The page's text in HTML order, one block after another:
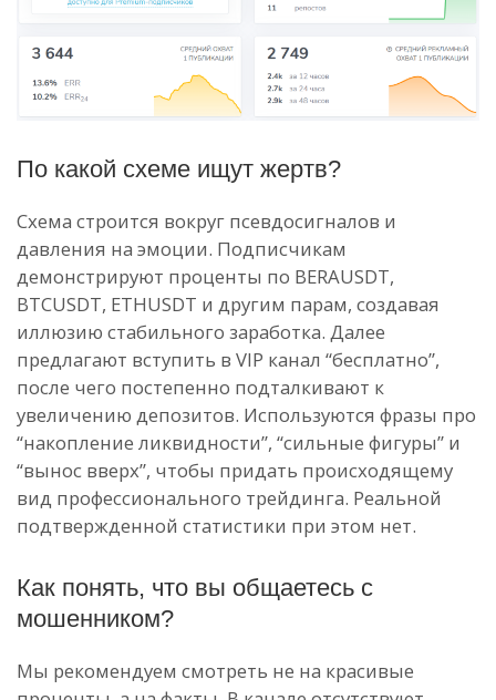
По какой схеме ищут жертв?
Схема строится вокруг псевдосигналов и
давления на эмоции. Подписчикам
демонстрируют проценты по BERAUSDT,
BTCUSDT, ETHUSDT и другим парам, создавая
иллюзию стабильного заработка. Далее
предлагают вступить в VIP канал “бесплатно”,
после чего постепенно подталкивают к
увеличению депозитов. Используются фразы про
“накопление ликвидности”, “сильные фигуры” и
“вынос вверх”, чтобы придать происходящему
вид профессионального трейдинга. Реальной
подтвержденной статистики при этом нет.
Как понять, что вы общаетесь с
мошенником?
Мы рекомендуем смотреть не на красивые